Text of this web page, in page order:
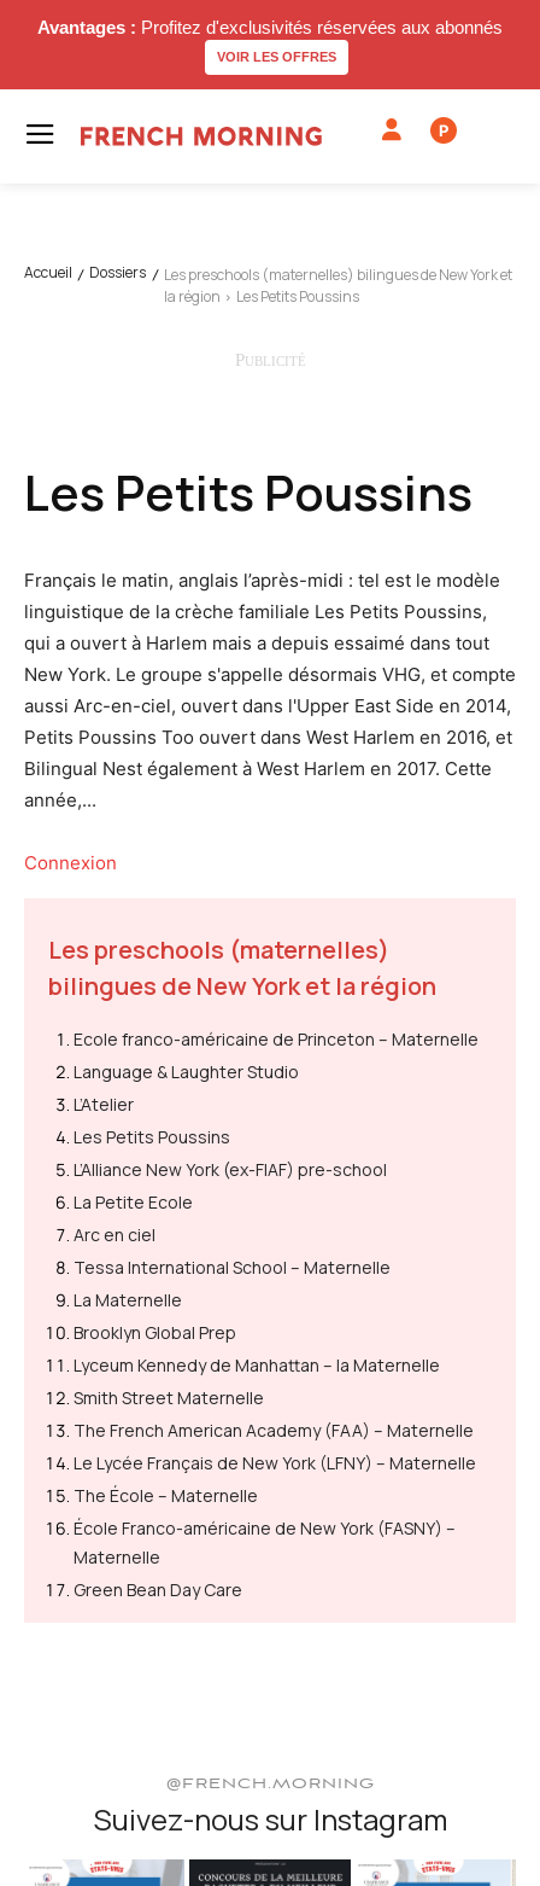
Avantages : Profitez d'exclusivités réservées aux abonnés
VOIR LES OFFRES
P
Accueil Dossiers
Les preschools (maternelles) bilingues de New York et
la région
Les Petits Poussins
Les Petits Poussins
Français le matin, anglais l’après-midi : tel est le modèle
linguistique de la crèche familiale Les Petits Poussins,
qui a ouvert à Harlem mais a depuis essaimé dans tout
New York. Le groupe s'appelle désormais VHG, et compte
aussi Arc-en-ciel, ouvert dans l'Upper East Side en 2014,
Petits Poussins Too ouvert dans West Harlem en 2016, et
Bilingual Nest également à West Harlem en 2017. Cette
année,...
Connexion
Les preschools (maternelles)
bilingues de New York et la région
Ecole franco-américaine de Princeton – Maternelle
Language & Laughter Studio
L’Atelier
Les Petits Poussins
L’Alliance New York (ex-FIAF) pre-school
La Petite Ecole
Arc en ciel
Tessa International School – Maternelle
La Maternelle
Brooklyn Global Prep
Lyceum Kennedy de Manhattan – la Maternelle
Smith Street Maternelle
The French American Academy (FAA) – Maternelle
Le Lycée Français de New York (LFNY) – Maternelle
The École – Maternelle
École Franco-américaine de New York (FASNY) –
Maternelle
Green Bean Day Care
@FRENCH.MORNING
Suivez-nous sur Instagram